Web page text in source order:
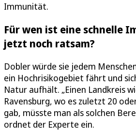
Immunität.
Für wen ist eine schnelle
jetzt noch ratsam?
Dobler würde sie jedem
ein Hochrisikogebiet fährt und
Natur aufhält. „Einen Landkreis
Ravensburg, wo es zuletzt 20
gab, müsste man als solchen
ordnet der Experte ein.